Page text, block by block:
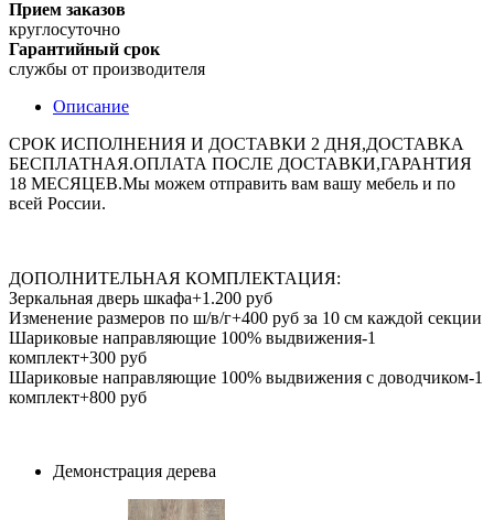
Прием заказов
круглосуточно
Гарантийный срок
службы от производителя
Описание
СРОК ИСПОЛНЕНИЯ И ДОСТАВКИ 2 ДНЯ,ДОСТАВКА
БЕСПЛАТНАЯ.ОПЛАТА ПОСЛЕ ДОСТАВКИ,ГАРАНТИЯ
18 МЕСЯЦЕВ.Мы можем отправить вам вашу мебель и по
всей России.
ДОПОЛНИТЕЛЬНАЯ КОМПЛЕКТАЦИЯ:
Зеркальная дверь шкафа+1.200 руб
Изменение размеров по ш/в/г+400 руб за 10 см каждой секции
Шариковые направляющие 100% выдвижения-1
комплект+300 руб
Шариковые направляющие 100% выдвижения с доводчиком-1
комплект+800 руб
Демонстрация дерева